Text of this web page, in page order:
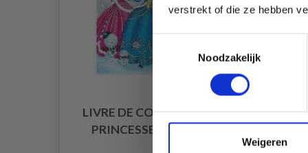
verstrekt of die ze hebben
Noodzakelijk
Weigeren
LIVRE DE COLORIAGE A4
PRINCESSE, 16 PAGES